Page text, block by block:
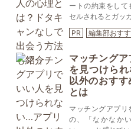
ートの約束をして
セルされるとガッ
PR
編集部おす
マッチング
を見つけら
以外のおす
とは
マッチングアプリ
の、「なかなか